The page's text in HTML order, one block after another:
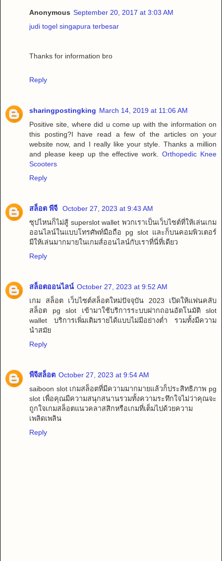
Anonymous September 20, 2017 at 3:03 AM
judi togel singapura terbesar
Thanks for information bro
Reply
sharingpostingking March 14, 2019 at 11:06 AM
Positive site, where did u come up with the information on
this posting?I have read a few of the articles on your
website now, and I really like your style. Thanks a million
and please keep up the effective work.Orthopedic Knee
Scooters
Reply
สล็อต พีจี
October 27, 2023 at 9:43 AM
ซุปไหนก็ไม่สู้ superslot wallet พวกเราเป็นเว็บไซต์ที่ให้เล่นเกม
ออนไลน์ในแบบโทรศัพท์มือถือ pg slot และก็บนคอมพิวเตอร์
มีให้เล่นมากมายในเกมส์ออนไลน์กับเราที่นี่ที่เดียว
Reply
สล็อตออนไลน์ October 27, 2023 at 9:52 AM
เกม สล็อต เว็บไซต์สล็อตใหม่ปัจจุบัน 2023 เปิดให้แฟนคลับ
สล็อต pg slot เข้ามาใช้บริการระบบฝากถอนอัตโนมัติ slot
wallet บริการเพิ่มเติมรายได้แบบไม่มีอย่างต่ำ รวมทั้งมีความ
นำสมัย
Reply
พีจีสล็อต October 27, 2023 at 9:54 AM
saiboon slot เกมสล็อตที่มีความมากมายแล้วก็ประสิทธิภาพ pg
slot เพื่อคุณมีความสนุกสนานรวมทั้งความระทึกใจไม่ว่าคุณจะ
ถูกใจเกมสล็อตแนวคลาสสิกหรือเกมที่เต็มไปด้วยความ
เพลิดเพลิน
Reply